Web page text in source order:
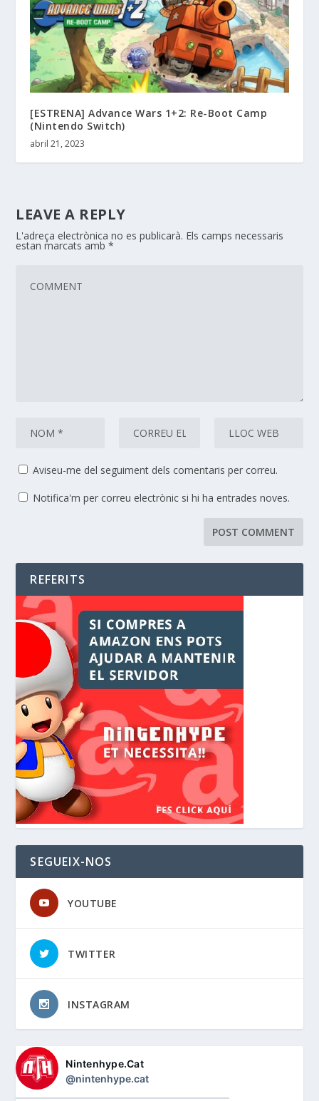
[ESTRENA] Advance Wars 1+2: Re-Boot Camp
(Nintendo Switch)
abril 21, 2023
LEAVE A REPLY
L'adreça electrònica no es publicarà. Els camps necessaris
estan marcats amb*
Aviseu-me del seguiment dels comentaris per correu.
Notifica'm per correu electrònic si hi ha entrades noves.
REFERITS
SEGUEIX-NOS
YOUTUBE
TWITTER
INSTAGRAM
Nintenhype.Cat
@nintenhype.cat